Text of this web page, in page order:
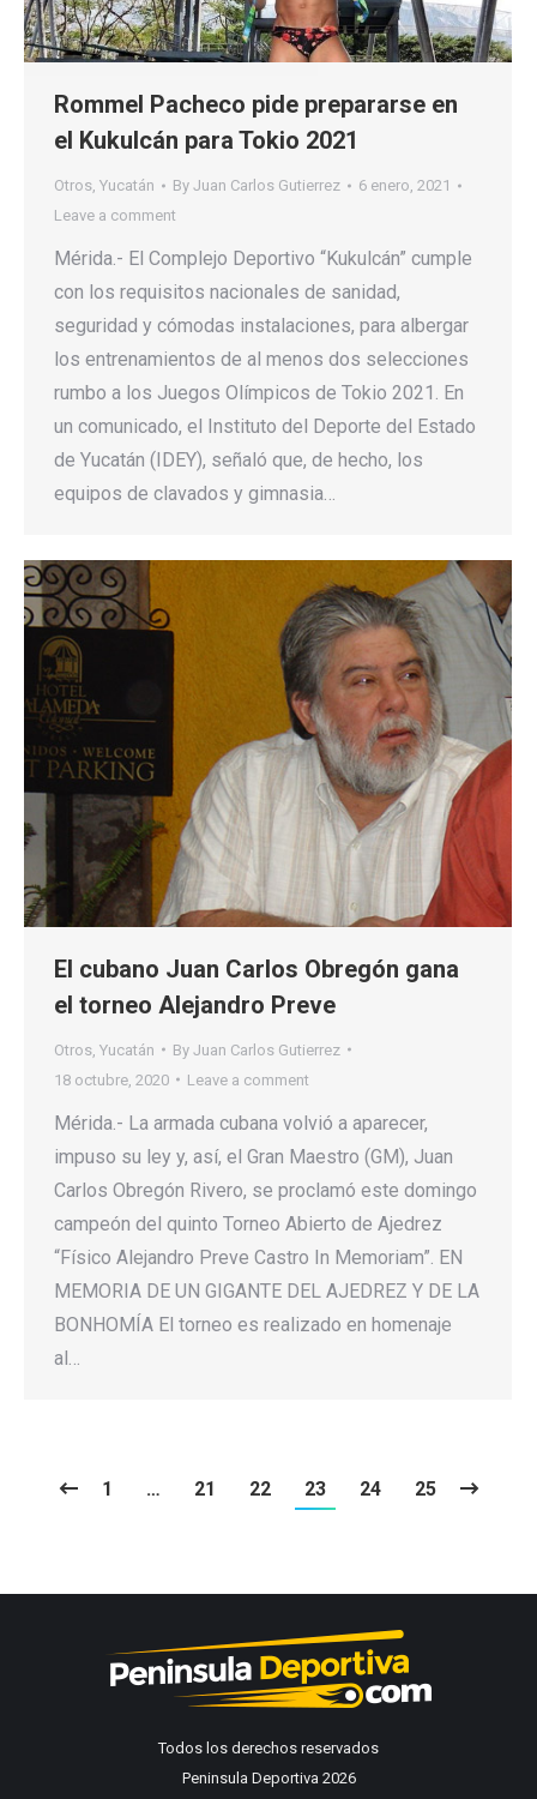
Rommel Pacheco pide prepararse en
el Kukulcán para Tokio 2021
Otros, Yucatán By Juan Carlos Gutierrez
6 enero, 2021
Leave a comment
Mérida.- El Complejo Deportivo “Kukulcán” cumple
con los requisitos nacionales de sanidad,
seguridad y cómodas instalaciones, para albergar
los entrenamientos de al menos dos selecciones
rumbo a los Juegos Olímpicos de Tokio 2021. En
un comunicado, el Instituto del Deporte del Estado
de Yucatán (IDEY), señaló que, de hecho, los
equipos de clavados y gimnasia…
El cubano Juan Carlos Obregón gana
el torneo Alejandro Preve
Otros Yucatán By Juan Carlos Gutierrez
18 octubre, 2020
Leave a comment
Mérida.- La armada cubana volvió a aparecer,
impuso su ley y, así, el Gran Maestro (GM), Juan
Carlos Obregón Rivero, se proclamó este domingo
campeón del quinto Torneo Abierto de Ajedrez
“Físico Alejandro Preve Castro In Memoriam”. EN
MEMORIA DE UN GIGANTE DEL AJEDREZ Y DE LA
BONHOMÍA El torneo es realizado en homenaje
al…
1 … 21 22 23 24 25
Todos los derechos reservados
Peninsula Deportiva 2026